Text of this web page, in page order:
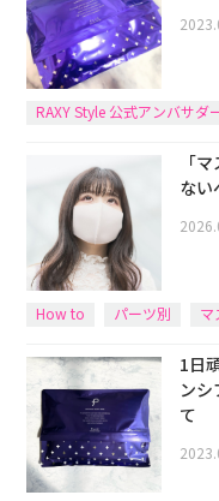
RAXY Style 公式アンバサダ
「
ない
How to パーツ別 マ
1日
ン
て